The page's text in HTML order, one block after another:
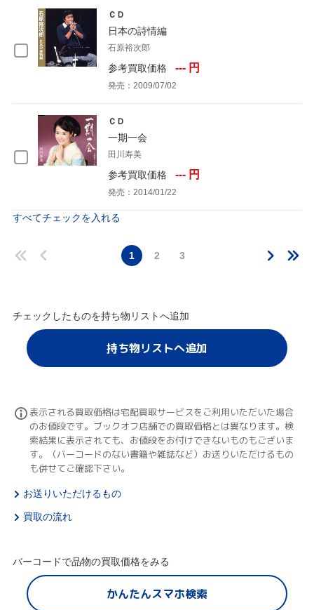
ＣＤ
日本の詩情編
石原裕次郎
参考買取価格 --- 円
発売：2009/07/02
ＣＤ
一期一会
田川寿美
参考買取価格 --- 円
発売：2014/01/22
すべてチェックを入れる
1 2 3
チェックしたものを持ち物リストへ追加
持ち物リストへ追加
表示される買取価格は宅配買取サービスをご利用いただいた場合
のお値段です。ブックオフ店舗での買取価格とは異なります。検
索結果に表示されても、お値段をお付けできないものもございま
す。（バーコードのない書籍や雑誌など）お送りいただけるもの
も併せてご確認下さい。
お送りいただけるもの
買取の流れ
バーコードで品物の買取価格をみる
かんたんスマホ検索